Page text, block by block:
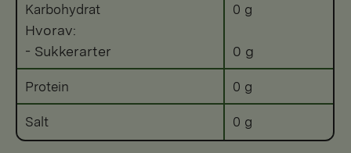
Karbohydrat
Hvorav:
- Sukkerarter
0 g
0 g
Protein 0 g
Salt 0 g